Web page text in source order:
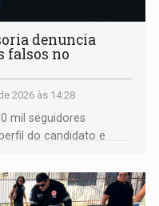
denuncia
falsos no
2026 às 14:28
mil seguidores
do candidato e